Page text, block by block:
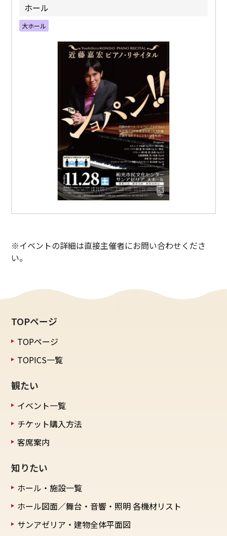
ホール
大ホール
※イベントの詳細は直接主催者にお問い合わせくださ
い。
TOPページ
TOPページ
TOPICS一覧
観たい
イベント一覧
チケット購入方法
客席案内
知りたい
ホール・施設一覧
ホール図面／舞台・音響・照明各機材リスト
サンアゼリア・建物全体平面図